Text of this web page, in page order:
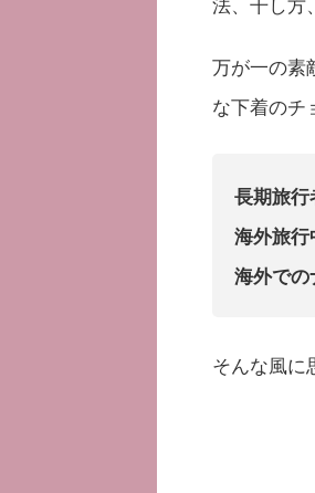
万が一の素
な下着のチ
長期旅行
海外旅行
海外での
そんな風に